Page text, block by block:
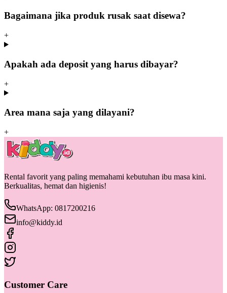
Bagaimana jika produk rusak saat disewa?
+
Apakah ada deposit yang harus dibayar?
+
Area mana saja yang dilayani?
+
Rental favorit yang paling memahami kebutuhan ibu masa kini.
Berkualitas, hemat dan higienis!
WhatsApp: 0817200216
info@kiddy.id
Customer Care